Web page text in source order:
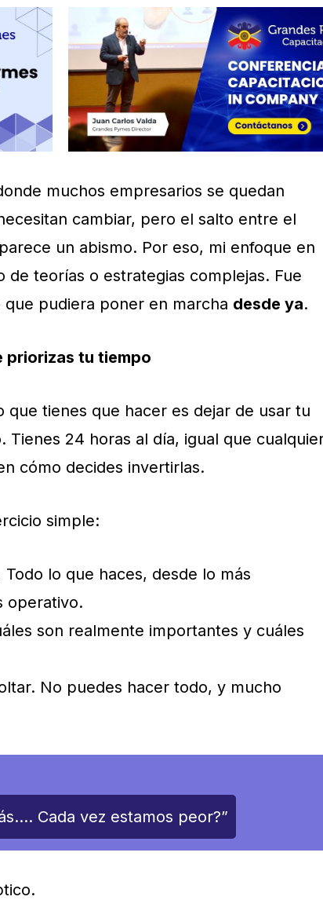
muchos empresarios se quedan
cambiar, pero el salto entre el
un abismo. Por eso, mi enfoque en
teorías o estrategias complejas. Fue
pudiera poner en marcha desde ya.
priorizas tu tiempo
tienes que hacer es dejar de usar tu
Tienes 24 horas al día, igual que
cómo decides invertirlas.
simple:
Todo lo que haces, desde lo más
operativo.
son realmente importantes y cuáles
No puedes hacer todo, y mucho
Cada vez estamos peor?”